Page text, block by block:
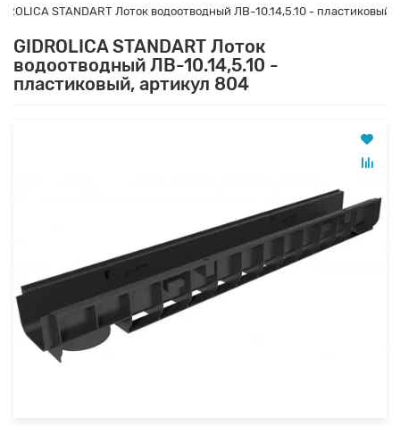
STANDART Лоток водоотводный ЛВ-10.14,5.10 - пластиковый,
GIDROLICA STANDART Лоток
водоотводный ЛВ-10.14,5.10 -
пластиковый, артикул 804